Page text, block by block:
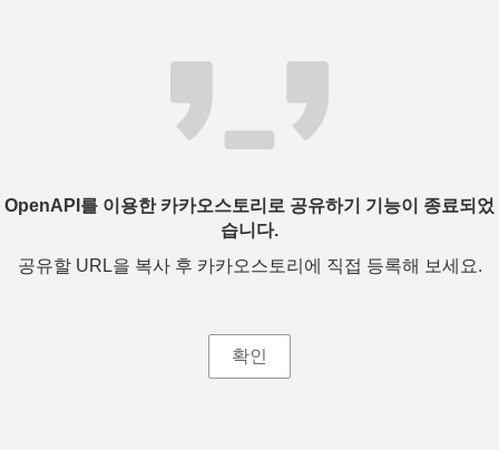
OpenAPI를 이용한 카카오스토리로 공유하기 기능이 종료되었
습니다.
공유할 URL을 복사 후 카카오스토리에 직접 등록해 보세요.
확인